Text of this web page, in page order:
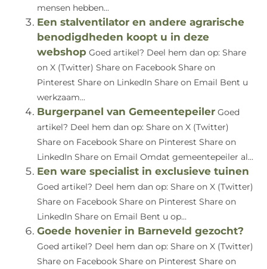
mensen hebben...
Een stalventilator en andere agrarische
benodigdheden koopt u in deze
webshop Goed artikel? Deel hem dan op: Share
on X (Twitter) Share on Facebook Share on
Pinterest Share on LinkedIn Share on Email Bent u
werkzaam...
Burgerpanel van Gemeentepeiler Goed
artikel? Deel hem dan op: Share on X (Twitter)
Share on Facebook Share on Pinterest Share on
LinkedIn Share on Email Omdat gemeentepeiler al...
Een ware specialist in exclusieve tuinen
Goed artikel? Deel hem dan op: Share on X (Twitter)
Share on Facebook Share on Pinterest Share on
LinkedIn Share on Email Bent u op...
Goede hovenier in Barneveld gezocht?
Goed artikel? Deel hem dan op: Share on X (Twitter)
Share on Facebook Share on Pinterest Share on